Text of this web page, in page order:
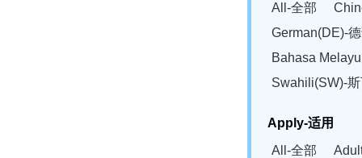
All-全部
German(DE)-
Bahasa
Swahili(SW)-
Apply-适用
All-全部